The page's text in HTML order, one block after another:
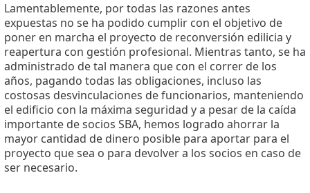
Lamentablemente, por todas las razones antes
expuestas no se ha podido cumplir con el objetivo de
poner en marcha el proyecto de reconversión edilicia y
reapertura con gestión profesional. Mientras tanto, se ha
administrado de tal manera que con el correr de los
años, pagando todas las obligaciones, incluso las
costosas desvinculaciones de funcionarios, manteniendo
el edificio con la máxima seguridad y a pesar de la caída
importante de socios SBA, hemos logrado ahorrar la
mayor cantidad de dinero posible para aportar para el
proyecto que sea o para devolver a los socios en caso de
ser necesario.